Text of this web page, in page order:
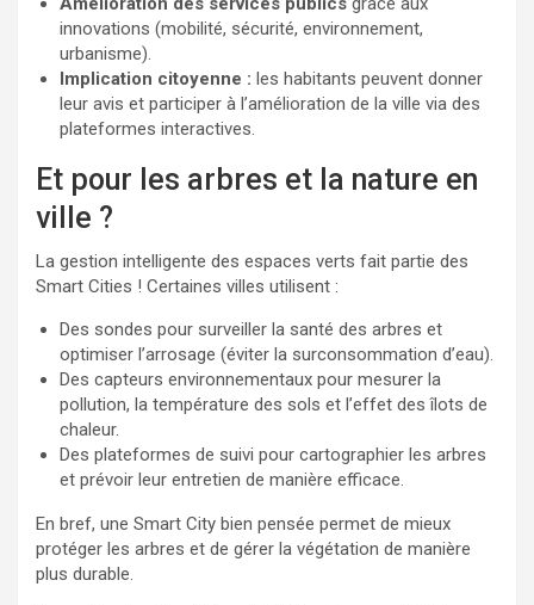
innovations (mobilité, sécurité, environnement,
urbanisme).
Implication citoyenne : les habitants peuvent donner
leur avis et participer à l’amélioration de la ville via des
plateformes interactives.
Et pour les arbres et la nature en
ville ?
La gestion intelligente des espaces verts fait partie des
Smart Cities ! Certaines villes utilisent :
Des sondes pour surveiller la santé des arbres et
optimiser l’arrosage (éviter la surconsommation d’eau).
Des capteurs environnementaux pour mesurer la
pollution, la température des sols et l’effet des îlots de
chaleur.
Des plateformes de suivi pour cartographier les arbres
et prévoir leur entretien de manière efficace.
En bref, une Smart City bien pensée permet de mieux
protéger les arbres et de gérer la végétation de manière
plus durable.